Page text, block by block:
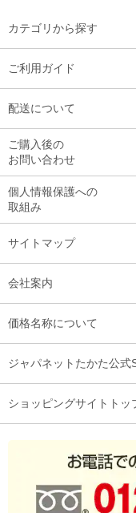
通りの涼しさで、デザ
躍してくれそうです！
買い替
買い替え時期もあり決
いいと思います。
す！
動お掃除機能と空気清
全体がすぐに冷えます
カテゴリから探す
ご利用ガイド
配送について
ご購入後の
お問い合わせ
個人情報保護への
取組み
サイトマップ
会社案内
価格名称について
ジャパネットたかた公式
ショッピングサイトトッ